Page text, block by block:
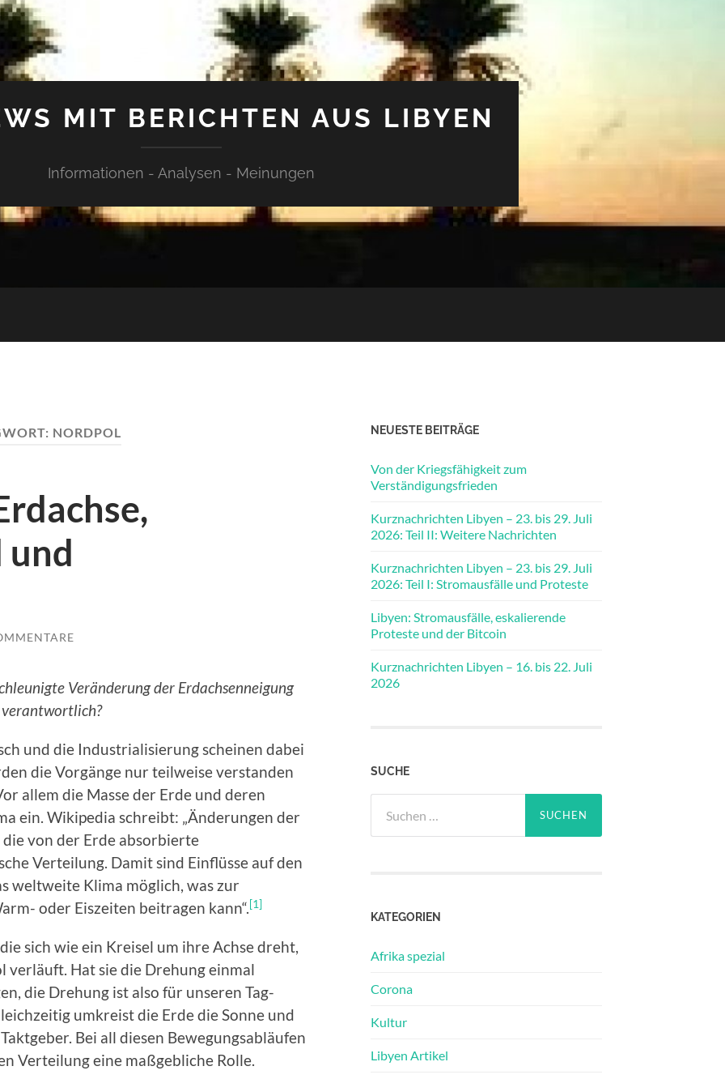
MIT BERICHTEN AUS LIBYEN
Informationen - Analysen - Meinungen
NORDPOL
und
Veränderung der Erdachsenneigung
verantwortlich?
und die Industrialisierung scheinen dabei
die Vorgänge nur teilweise verstanden
allem die Masse der Erde und deren
ein. Wikipedia schreibt: „Änderungen der
von der Erde absorbierte
Verteilung. Damit sind Einflüsse auf den
weltweite Klima möglich, was zur
oder Eiszeiten beitragen kann“.[1]
sich wie ein Kreisel um ihre Achse dreht,
verläuft. Hat sie die Drehung einmal
die Drehung ist also für unseren Tag-
umkreist die Erde die Sonne und
Bei all diesen Bewegungsabläufen
Verteilung eine maßgebliche Rolle.
NEUESTE BEITRÄGE
Von der Kriegsfähigkeit zum
Verständigungsfrieden
Kurznachrichten Libyen – 23. bis 29. Juli
2026: Teil II: Weitere Nachrichten
Kurznachrichten Libyen – 23. bis 29. Juli
2026: Teil I: Stromausfälle und Proteste
Libyen: Stromausfälle, eskalierende
Proteste und der Bitcoin
Kurznachrichten Libyen – 16. bis 22. Juli
2026
SUCHE
nach:
KATEGORIEN
Afrika spezial
Corona
Kultur
Libyen Artikel